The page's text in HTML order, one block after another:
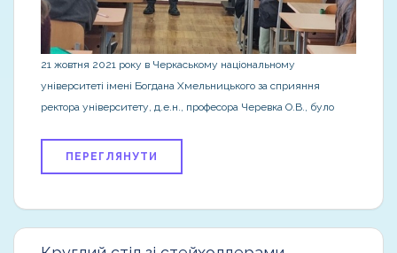
21 жовтня 2021 року в Черкаському національному
університеті імені Богдана Хмельницького за сприяння
ректора університету, д.е.н., професора Черевка О.В., було
ПЕРЕГЛЯНУТИ